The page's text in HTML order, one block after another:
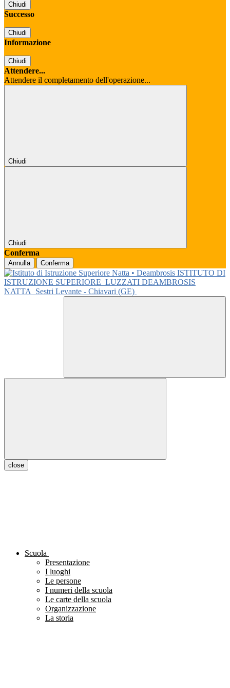
Chiudi
Successo
Chiudi
Informazione
Chiudi
Attendere...
Attendere il completamento dell'operazione...
Chiudi
Chiudi
Conferma
Annulla Conferma
ISTITUTO DI
ISTRUZIONE SUPERIORE LUZZATI DEAMBROSIS
NATTA
Sestri Levante - Chiavari (GE)
close
Scuola
Presentazione
I luoghi
Le persone
I numeri della scuola
Le carte della scuola
Organizzazione
La storia